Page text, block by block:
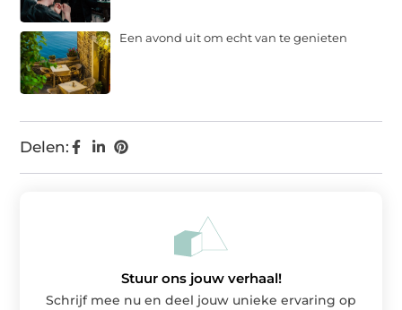
Delen:
Een avond uit om echt van te genieten
Stuur ons jouw verhaal!
Schrijf mee nu en deel jouw unieke ervaring op